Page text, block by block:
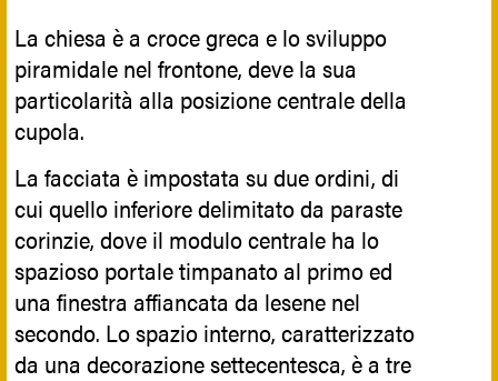
grande pittore siciliano dell’epoca si
impegnava a dipingere su legno il grande
quadro dell’Annunciazione.
Questo capolavoro è rimasto nella chiesa
fino al 1906, quando, acquistato dalla
soprintendenza, con la motivazione della
conservazione e del restauro, fu
trasportato a Siracusa, e si trova oggi
esposto nel Museo Bellomo.
La chiesa ha una splendida facciata
La chiesa è a croce greca e lo sviluppo
piramidale nel frontone, deve la sua
particolarità alla posizione centrale della
cupola.
La facciata è impostata su due ordini, di
cui quello inferiore delimitato da paraste
corinzie, dove il modulo centrale ha lo
spazioso portale timpanato al primo ed
una finestra affiancata da lesene nel
secondo. Lo spazio interno, caratterizzato
da una decorazione settecentesca, è a tre